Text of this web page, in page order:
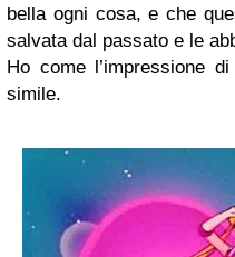
bella ogni cosa, e che
salvata dal passato e le
Ho come l’impressione
simile.